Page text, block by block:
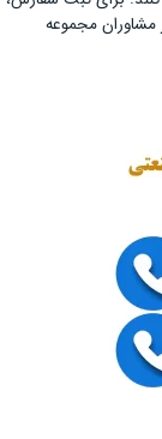
مشاوران مجموعه